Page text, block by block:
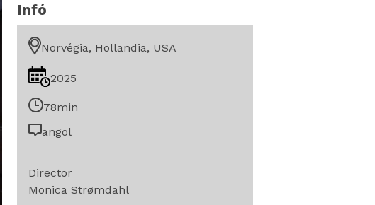
Infó
Norvégia, Hollandia, USA
2025
78min
angol
Director
Monica Strømdahl